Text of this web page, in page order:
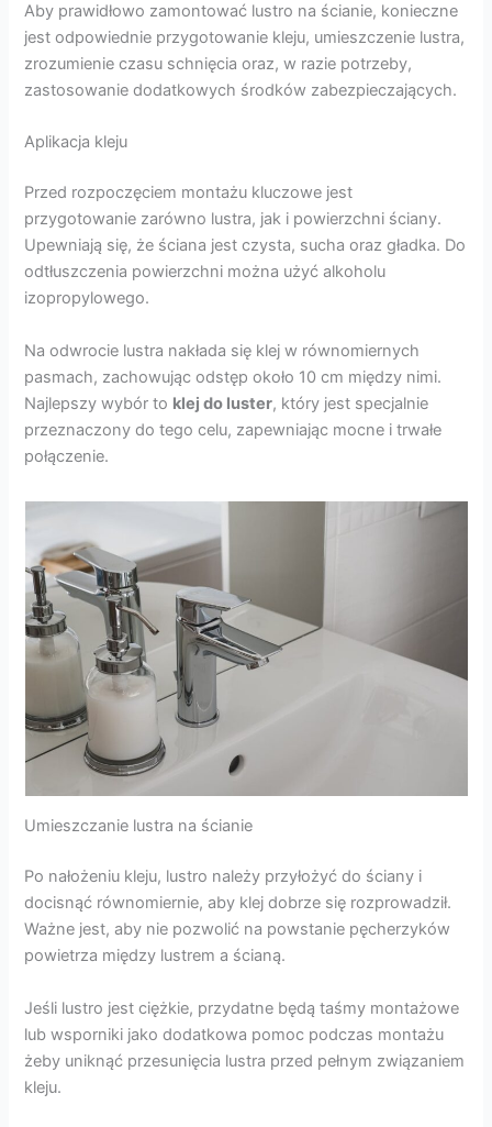
Aby prawidłowo zamontować lustro na ścianie, konieczne
jest odpowiednie przygotowanie kleju, umieszczenie lustra,
zrozumienie czasu schnięcia oraz, w razie potrzeby,
zastosowanie dodatkowych środków zabezpieczających.
Aplikacja kleju
Przed rozpoczęciem montażu kluczowe jest
przygotowanie zarówno lustra, jak i powierzchni ściany.
Upewniają się, że ściana jest czysta, sucha oraz gładka. Do
odtłuszczenia powierzchni można użyć alkoholu
izopropylowego.
Na odwrocie lustra nakłada się klej w równomiernych
pasmach, zachowując odstęp około 10 cm między nimi.
Najlepszy wybór to klej do luster, który jest specjalnie
przeznaczony do tego celu, zapewniając mocne i trwałe
połączenie.
Umieszczanie lustra na ścianie
Po nałożeniu kleju, lustro należy przyłożyć do ściany i
docisnąć równomiernie, aby klej dobrze się rozprowadził.
Ważne jest, aby nie pozwolić na powstanie pęcherzyków
powietrza między lustrem a ścianą.
Jeśli lustro jest ciężkie, przydatne będą taśmy montażowe
lub wsporniki jako dodatkowa pomoc podczas montażu
żeby uniknąć przesunięcia lustra przed pełnym związaniem
kleju.